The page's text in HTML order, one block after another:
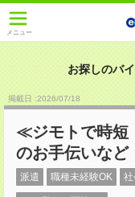
メニュー
お探しのバ
掲載日 :2026/07/18
≪ジモトで時短
のお手伝いなど
派遣 職種未経験OK